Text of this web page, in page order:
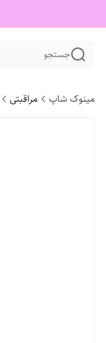
جستجو
مینوک شاپ مراقبتی